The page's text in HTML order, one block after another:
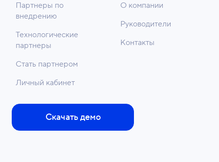
Скачать демо
Партнеры по
внедрению
Технологические
партнеры
Стать партнером
Личный кабинет
О компании
Руководители
Контакты